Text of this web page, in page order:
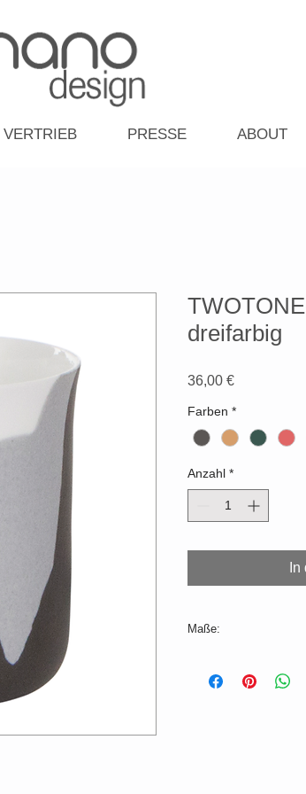
VERTRIEB PRESSE ABOUT
dreifarbig
36,00 €Preis
Farben *
Anzahl *
Maße:
Volumen: 200ml